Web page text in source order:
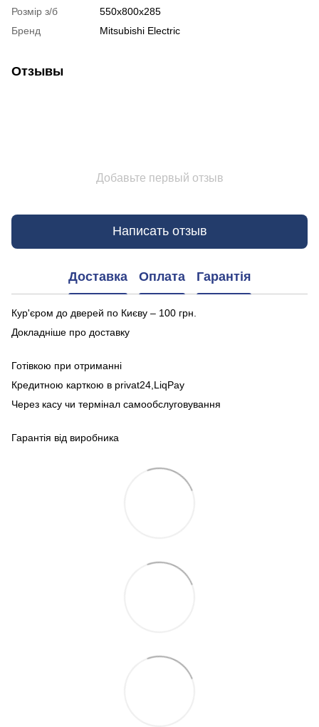
Розмір з/б
550х800x285
Бренд
Mitsubishi Electric
Отзывы
Добавьте первый отзыв
Написать отзыв
Доставка Оплата Гарантія
Кур'єром до дверей по Києву – 100 грн.
Докладніше про доставку
Готівкою при отриманні
Кредитною карткою в privat24,LiqPay
Через касу чи термінал самообслуговування
Гарантія від виробника